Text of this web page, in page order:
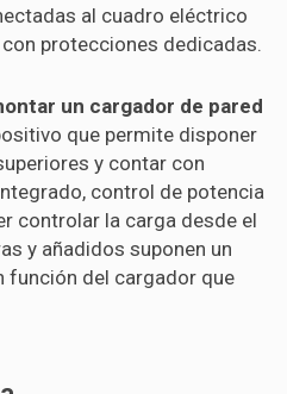
al cuadro eléctrico
protecciones dedicadas.
un cargador de pared
que permite disponer
y contar con
control de potencia
controlar la carga desde el
y añadidos suponen un
función del cargador que